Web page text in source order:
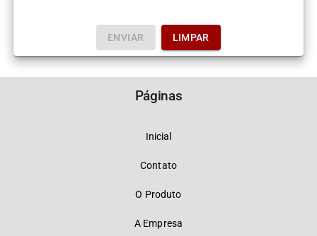
ENVIAR LIMPAR
Páginas
Inicial
Contato
O Produto
A Empresa